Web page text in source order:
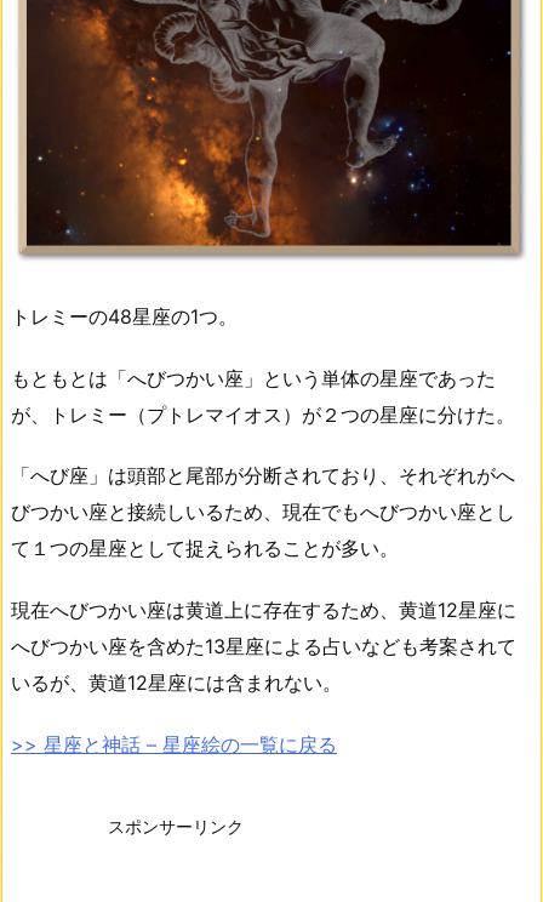
トレミーの48星座の1つ。
もともとは「へびつかい座」という単体の星座であった
が、トレミー（プトレマイオス）が２つの星座に分けた。
「へび座」は頭部と尾部が分断されており、それぞれがへ
びつかい座と接続しいるため、現在でもへびつかい座とし
て１つの星座として捉えられることが多い。
現在へびつかい座は黄道上に存在するため、黄道12星座に
へびつかい座を含めた13星座による占いなども考案されて
いるが、黄道12星座には含まれない。
>> 星座と神話 – 星座絵の一覧に戻る
スポンサーリンク